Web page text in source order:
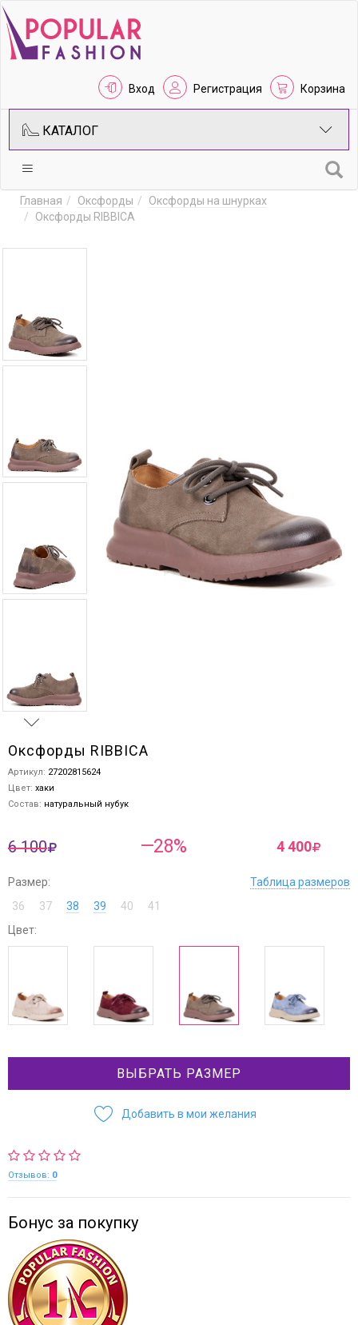
Вход Регистрация Корзина
КАТАЛОГ
Главная Оксфорды
Оксфорды на шнурках
Оксфорды RIBBICA
Оксфорды RIBBICA
Артикул: 27202815624
Цвет: хаки
Состав: натуральный нубук
6 100 —28% 4 400
Размер:
Таблица размеров
36
37 38 39 40
41
Цвет:
ВЫБРАТЬ РАЗМЕР
Добавить в мои желания
Отзывов: 0
Бонус за покупку